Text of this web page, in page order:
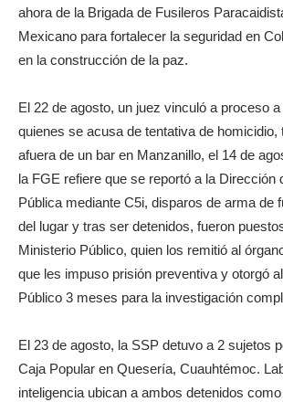
ahora de la Brigada de Fusileros
Mexicano para fortalecer la seguridad en
en la construcción de la paz.
El 22 de agosto, un juez vinculó a proceso
quienes se acusa de tentativa de homicidio,
afuera de un bar en Manzanillo, el 14 de
la FGE refiere que se reportó a la Dirección
Pública mediante C5i, disparos de arma de
del lugar y tras ser detenidos, fueron
Ministerio Público, quien los remitió al
que les impuso prisión preventiva y otorgó
Público 3 meses para la investigación
El 23 de agosto, la SSP detuvo a 2 sujetos
Caja Popular en Quesería, Cuauhtémoc.
inteligencia ubican a ambos detenidos